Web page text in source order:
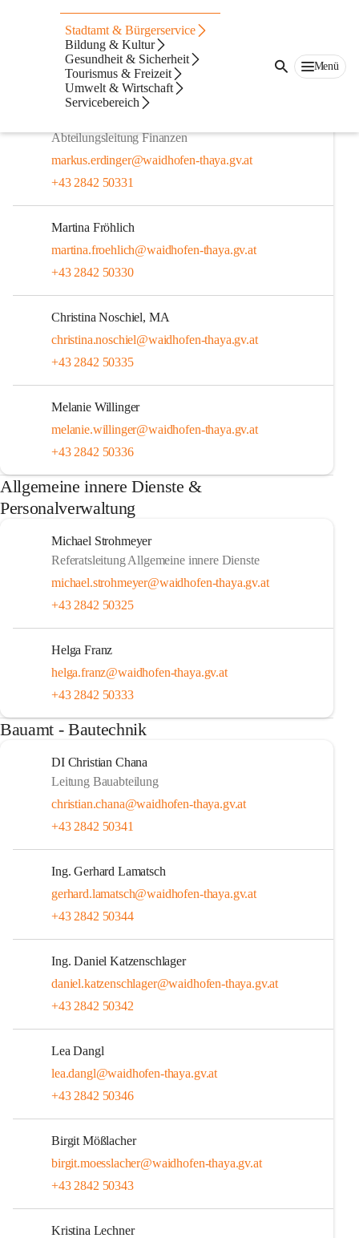
Stadtamt & Bürgerservice
Bildung & Kultur
Gesundheit & Sicherheit
Tourismus & Freizeit
Umwelt & Wirtschaft
Servicebereich
Menü
Mitarbeiter
Abteilungsleitung Finanzen
markus.erdinger@waidhofen-thaya.gv.at
+43 2842 50331
Martina Fröhlich
martina.froehlich@waidhofen-thaya.gv.at
+43 2842 50330
Christina Noschiel, MA
christina.noschiel@waidhofen-thaya.gv.at
+43 2842 50335
Melanie Willinger
melanie.willinger@waidhofen-thaya.gv.at
+43 2842 50336
Allgemeine innere Dienste &
Personalverwaltung
Michael Strohmeyer
Referatsleitung Allgemeine innere Dienste
michael.strohmeyer@waidhofen-thaya.gv.at
+43 2842 50325
Helga Franz
helga.franz@waidhofen-thaya.gv.at
+43 2842 50333
Bauamt - Bautechnik
DI Christian Chana
Leitung Bauabteilung
christian.chana@waidhofen-thaya.gv.at
+43 2842 50341
Ing. Gerhard Lamatsch
gerhard.lamatsch@waidhofen-thaya.gv.at
+43 2842 50344
Ing. Daniel Katzenschlager
daniel.katzenschlager@waidhofen-thaya.gv.at
+43 2842 50342
Lea Dangl
lea.dangl@waidhofen-thaya.gv.at
+43 2842 50346
Birgit Mößlacher
birgit.moesslacher@waidhofen-thaya.gv.at
+43 2842 50343
Kristina Lechner